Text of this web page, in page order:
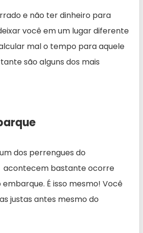
e não ter dinheiro para
você em um lugar diferente
mal o tempo para aquele
são alguns dos mais
dos perrengues do
acontecem bastante ocorre
É isso mesmo! Você
justas antes mesmo do